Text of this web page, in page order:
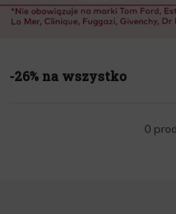
-26% na wszystko
0